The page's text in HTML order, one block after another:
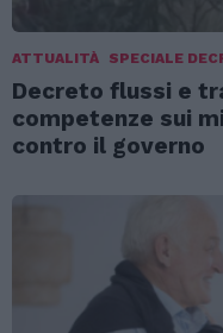
ATTUALITÀ SPECIALE
Decreto flussi e
competenze sui
contro il governo